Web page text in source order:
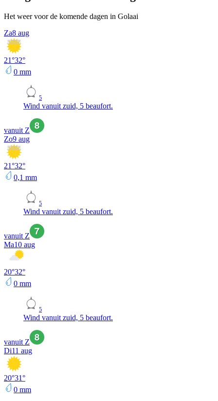
Het weer voor de komende dagen in Golaai
Za8 aug
21°32°
0 mm
5
Wind vanuit zuid, 5 beaufort.
vanuit Z
Zo9 aug
21°32°
0,1 mm
5
Wind vanuit zuid, 5 beaufort.
vanuit Z
Ma10 aug
20°32°
0 mm
5
Wind vanuit zuid, 5 beaufort.
vanuit Z
Di11 aug
20°31°
0 mm